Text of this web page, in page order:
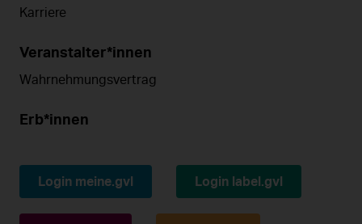
Karriere
Veranstalter*innen
Wahrnehmungsvertrag
Erb*innen
Login meine.gvl Login label.gvl